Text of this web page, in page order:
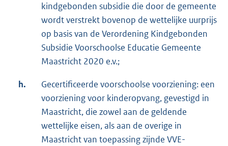
kindgebonden subsidie die door de gemeente
wordt verstrekt bovenop de wettelijke uurprijs
op basis van de Verordening Kindgebonden
Subsidie Voorschoolse Educatie Gemeente
Maastricht 2020 e.v.;
h.
Gecertificeerde voorschoolse voorziening: een
voorziening voor kinderopvang, gevestigd in
Maastricht, die zowel aan de geldende
wettelijke eisen, als aan de overige in
Maastricht van toepassing zijnde VVE-